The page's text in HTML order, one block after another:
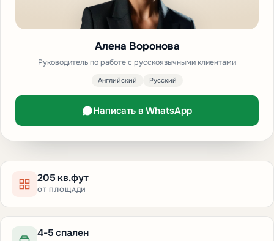
205 кв.фут
ОТ ПЛОЩАДИ
4-5 спален
Алена Воронова
Руководитель по работе с русскоязычными клиентами
Английский Русский
Написать в WhatsApp